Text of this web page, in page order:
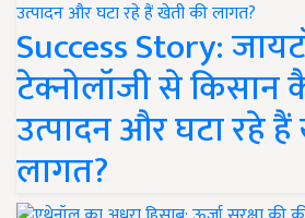
Success Story:
टेक्नोलॉजी से किसान
उत्पादन और घटा रहे
लागत?